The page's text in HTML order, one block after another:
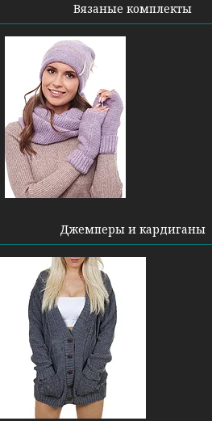
Вязаные комплекты
Джемперы и кардиганы